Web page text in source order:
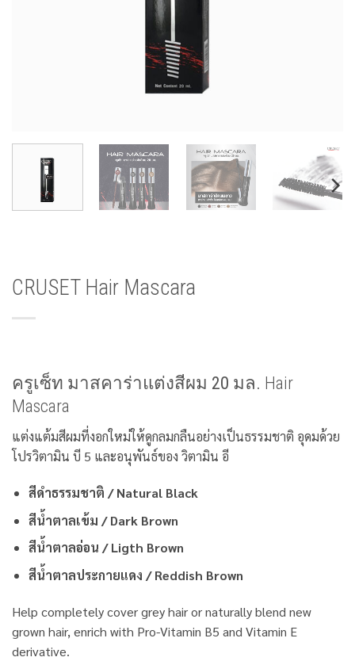
CRUSET Hair Mascara
ครูเซ็ท มาสคาร่าแต่งสีผม 20 มล. Hair
Mascara
แต่งแต้มสีผมที่งอกใหม่ให้ดูกลมกลืนอย่างเป็นธรรมชาติ อุดมด้วย
โปรวิตามิน บี 5 และอนุพันธ์ของ วิตามิน อี
สีดำธรรมชาติ / Natural Black
สีน้ำตาลเข้ม / Dark Brown
สีน้ำตาลอ่อน / Ligth Brown
สีน้ำตาลประกายแดง / Reddish Brown
Help completely cover grey hair or naturally blend new
grown hair, enrich with Pro-Vitamin B5 and Vitamin E
derivative.